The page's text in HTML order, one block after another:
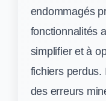
endommagés
fonctionnalités
simplifier et à
fichiers perdus.
des erreurs